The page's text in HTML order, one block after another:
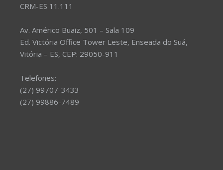
CRM-ES 11.111
Av. Américo Buaiz, 501 – Sala 109
Ed. Victória Office Tower Leste, Enseada do Suá,
Vitória – ES, CEP: 29050-911
Telefones:
(27) 99707-3433
(27) 99886-7489